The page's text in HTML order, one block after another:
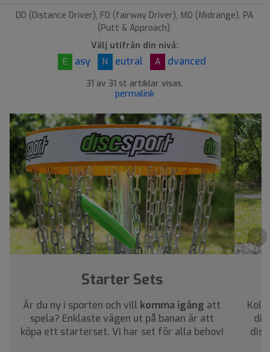
DD (Distance Driver), FD (fairway Driver), MD (Midrange), PA
(Putt & Approach).
Välj utifrån din nivå:
E
asy N eutral A dvanced
31 av 31 st artiklar visas.
permalink
›
Starter Sets
Är du ny i sporten och vill komma igång att
spela? Enklaste vägen ut på banan är att
köpa ett starterset. Vi har set för alla behov!